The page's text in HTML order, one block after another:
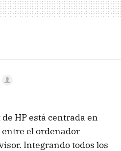
de HP está centrada en
el ordenador
Integrando todos los